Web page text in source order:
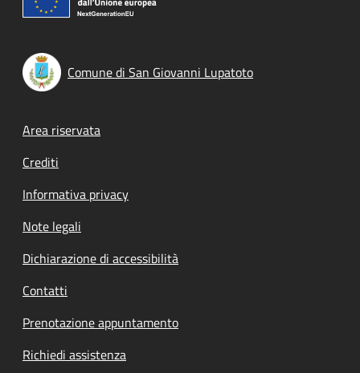
Comune di San Giovanni Lupatoto
Footer menu
Area riservata
Crediti
Informativa privacy
Note legali
Dichiarazione di accessibilità
Contatti
Prenotazione appuntamento
Richiedi assistenza